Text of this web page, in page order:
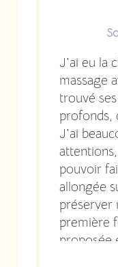
J'ai eu la
massage
trouvé
profonds,
J'ai
pouvoir
allongée
préserver
première
proposée